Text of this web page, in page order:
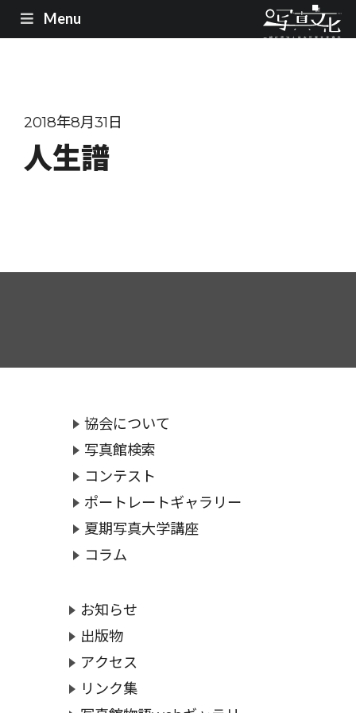
Menu
2018年8月31日
人生譜
協会について
写真館検索
コンテスト
ポートレートギャラリー
夏期写真大学講座
コラム
お知らせ
出版物
アクセス
リンク集